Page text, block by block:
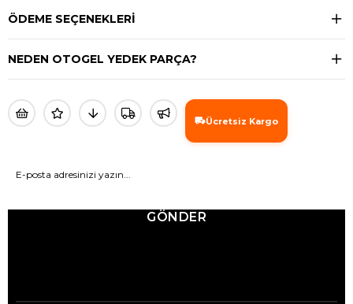
ÖDEME SEÇENEKLERI
NEDEN OTOGEL YEDEK PARÇA?
Ücretsiz Kargo
GÖNDER